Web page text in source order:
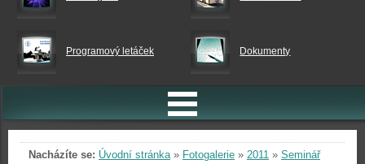
Programový letáček Dokumenty
Nacházíte se: Úvodní stránka» Fotogalerie » 2011 » Seminář